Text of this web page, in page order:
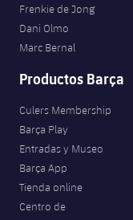
Frenkie de Jong
Dani Olmo
Marc Bernal
Productos Barça
Culers Membership
Barça Play
Entradas y Museo
Barça App
Tienda online
Centro de